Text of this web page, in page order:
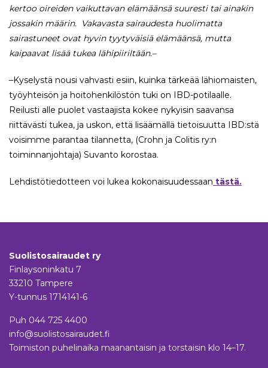
kertoo oireiden vaikuttavan elämäänsä suuresti tai ainakin
jossakin määrin. Vakavasta sairaudesta huolimatta
sairastuneet ovat hyvin tyytyväisiä elämäänsä, mutta
kaipaavat lisää tukea lähipiiriltään.–
–Kyselystä nousi vahvasti esiin, kuinka tärkeää lähiomaisten,
työyhteisön ja hoitohenkilöstön tuki on IBD-potilaalle.
Reilusti alle puolet vastaajista kokee nykyisin saavansa
riittävästi tukea, ja uskon, että lisäämällä tietoisuutta IBD:stä
voisimme parantaa tilannetta, (Crohn ja Colitis ry:n
toiminnanjohtaja) Suvanto korostaa.
Lehdistötiedotteen voi lukea kokonaisuudessaan tästä.
Suolistosairaudet ry
Finlaysoninkatu 7
33210 Tampere
Y-tunnus 1714141-6
Puh 044 725 4400
info@suolistosairaudet.fi
Toimiston puhelinaika maanantaisin ja torstaisin klo 14–17.